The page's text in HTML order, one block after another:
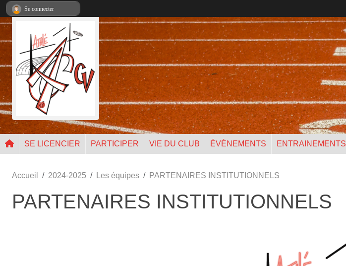
SE LICENCIER PARTICIPER VIE DU CLUB ÉVÈNEMENTS ENTRAINEMENTS
Accueil 2024-2025 Les équipes PARTENAIRES INSTITUTIONNELS
PARTENAIRES INSTITUTIONNELS
Se connecter
Panneau de gestion des cookies